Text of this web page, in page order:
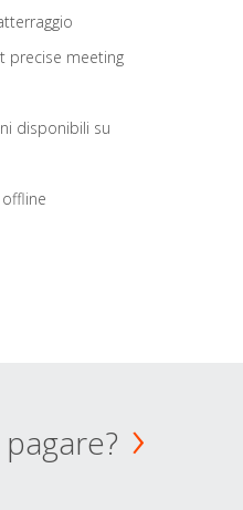
precise meeting
disponibili su